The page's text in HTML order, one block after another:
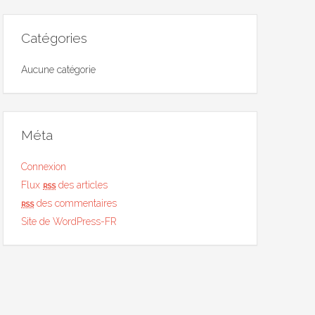
Catégories
Aucune catégorie
Méta
Connexion
Flux rssdes articles
rssdes commentaires
Site de WordPress-FR